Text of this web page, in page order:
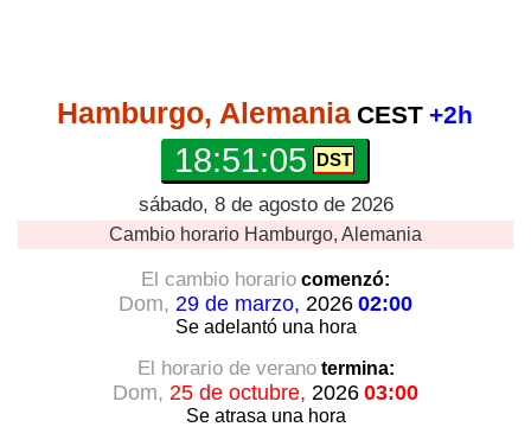
Hamburgo, Alemania CEST +2h
18:51:06
sábado, 8 de agosto de 2026
Cambio horario Hamburgo, Alemania
El cambio horario comenzó:
Dom, 29 de marzo, 2026 02:00
Se adelantó una hora
El horario de veranotermina:
Dom, 25 de octubre, 2026 03:00
Se atrasa una hora